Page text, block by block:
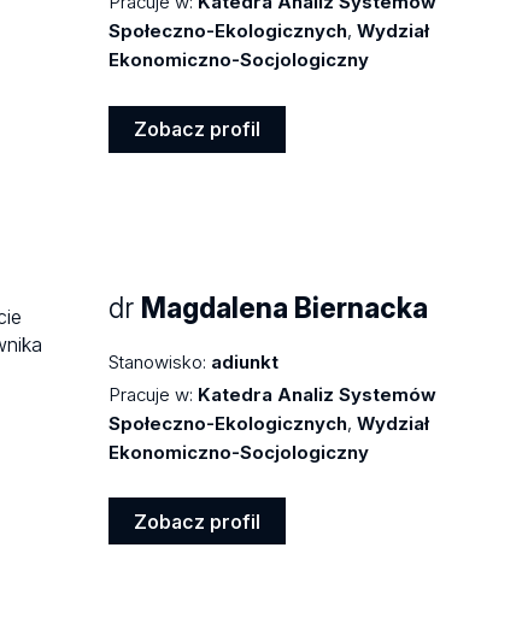
Społeczno-Ekologicznych,Wydział
Ekonomiczno-Socjologiczny
Zobacz profil
dr Magdalena Biernacka
Stanowisko: adiunkt
Pracuje w: Katedra Analiz Systemów
Społeczno-Ekologicznych,Wydział
Ekonomiczno-Socjologiczny
Zobacz profil